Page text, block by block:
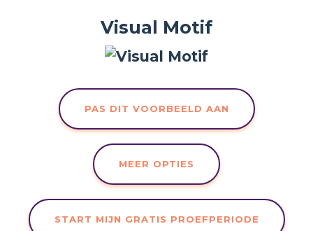
Visual Motif
PAS DIT VOORBEELD AAN
MEER OPTIES
START MIJN GRATIS PROEFPERIODE